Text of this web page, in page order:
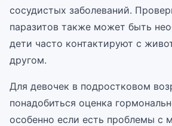
сосудистых заболеваний.
паразитов также может быть
дети часто контактируют с
другом.
Для девочек в подростковом
понадобиться оценка
особенно если есть проблемы с